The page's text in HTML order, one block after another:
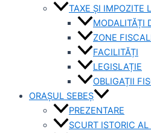
TAXE ȘI IMPOZITE
MODALITĂȚI
ZONE
FACILITĂȚI
LEGISLAȚIE
OBLIGAȚII
ORAȘUL SEBEȘ
PREZENTARE
SCURT ISTORIC